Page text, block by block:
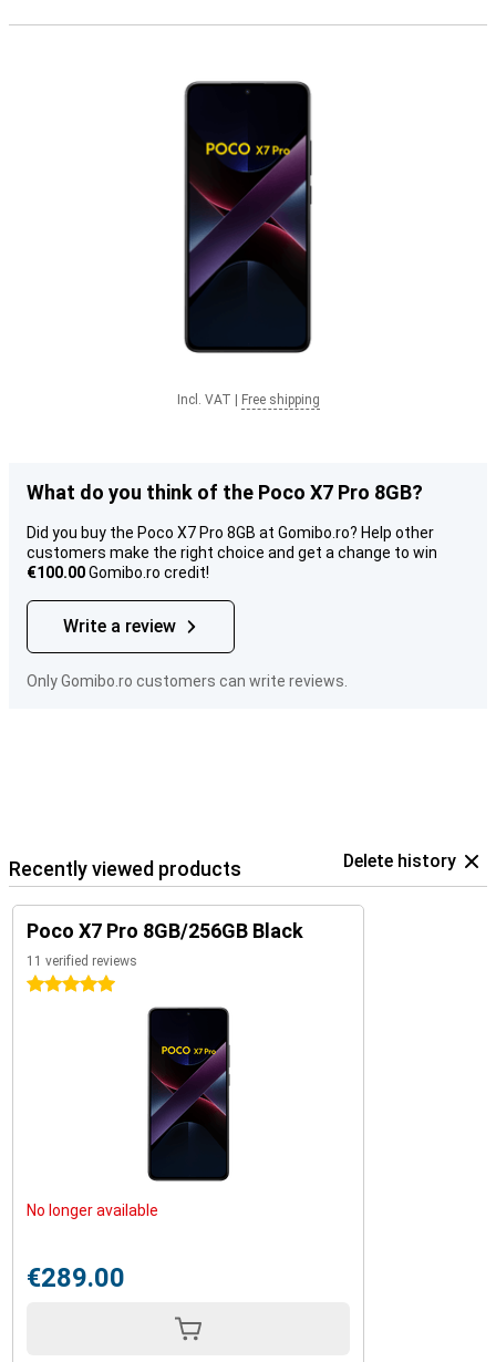
Incl. VAT Free shipping
What do you think of the Poco X7 Pro 8GB?
Did you buy the Poco X7 Pro 8GB at Gomibo.ro? Help other
customers make the right choice and get a change to win
€100.00Gomibo.ro credit!
Write a review
Only Gomibo.ro customers can write reviews.
Recently viewed products Delete history
Poco X7 Pro 8GB/256GB Black
11 verified reviews
5 stars
No longer available
€289.00